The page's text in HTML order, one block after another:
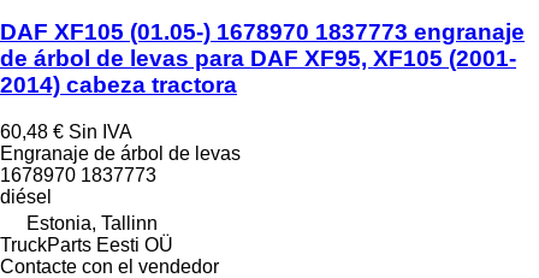
DAF XF105 (01.05-) 1678970 1837773 engranaje
de árbol de levas para DAF XF95, XF105 (2001-
2014) cabeza tractora
60,48 € Sin IVA
Engranaje de árbol de levas
1678970 1837773
diésel
Estonia, Tallinn
TruckParts Eesti OÜ
Contacte con el vendedor